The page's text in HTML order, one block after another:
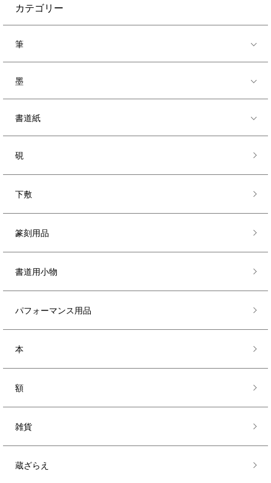
カテゴリー
筆
墨
書道紙
硯
下敷
篆刻用品
書道用小物
パフォーマンス用品
本
額
雑貨
蔵ざらえ